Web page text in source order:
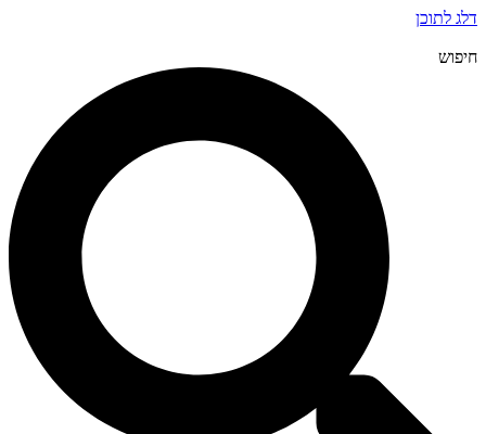
דלג לתוכן
חיפוש